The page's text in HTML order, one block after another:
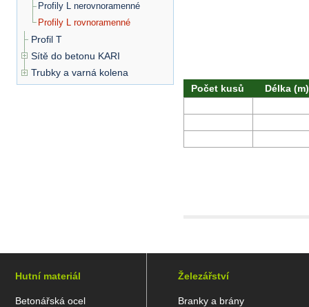
Profily L nerovnoramenné
Profily L rovnoramenné
Profil T
Sítě do betonu KARI
Trubky a varná kolena
Počet kusů Délka (m)
Hutní materiál
Betonářská ocel
Železářství
Branky a brány